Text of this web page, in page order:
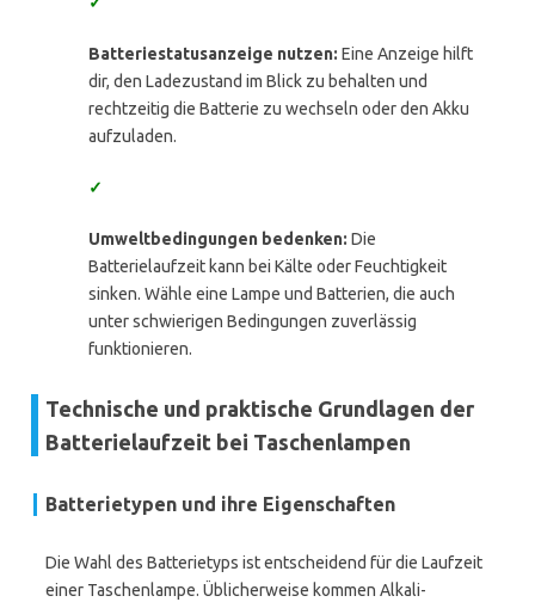
Batteriestatusanzeige nutzen: Eine Anzeige hilft
dir, den Ladezustand im Blick zu behalten und
rechtzeitig die Batterie zu wechseln oder den Akku
aufzuladen.
✓
Umweltbedingungen bedenken: Die
Batterielaufzeit kann bei Kälte oder Feuchtigkeit
sinken. Wähle eine Lampe und Batterien, die auch
unter schwierigen Bedingungen zuverlässig
funktionieren.
Technische und praktische Grundlagen der
Batterielaufzeit bei Taschenlampen
Batterietypen und ihre Eigenschaften
Die Wahl des Batterietyps ist entscheidend für die Laufzeit
einer Taschenlampe. Üblicherweise kommen Alkali-